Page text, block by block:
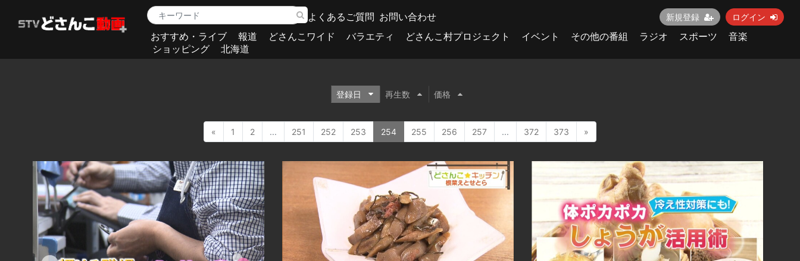
よくあるご質問 お問い合わせ 新規登録 ログイン
おすすめ・ライブ 報道 どさんこワイド バラエティ どさんこ村プロジェクト イベント その他の番組 ラジオ スポーツ
音楽
ショッピング
北海道
登録日 再生数 価格
« 1 2 ... 251 252 253 254 255 256 257 ... 372 373 »